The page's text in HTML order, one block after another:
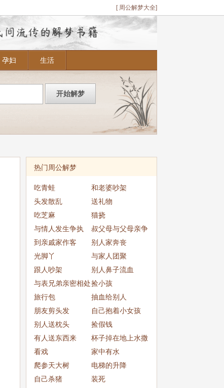
[ 周公解梦大全]
孕妇 生活
热门周公解梦
吃青蛙
和老婆吵架
头发散乱
送礼物
吃芝麻
猫挠
与情人发生争执
叔父母与父母亲争
吵
到亲戚家作客
别人家奔丧
光脚丫
与家人团聚
跟人吵架
别人鼻子流血
与表兄弟亲密相处捡小孩
旅行包
抽血给别人
朋友剪头发
自己抱着小女孩
别人送枕头
捡假钱
有人送东西来
杯子掉在地上水撒
了一
看戏
家中有水
爬参天大树
电梯的升降
自己杀猪
装死